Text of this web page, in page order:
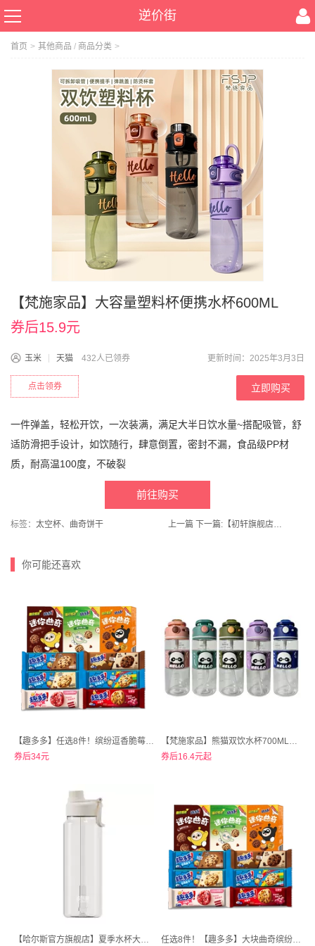
逆价街
首页 > 其他商品 / 商品分类 >
【梵施家品】大容量塑料杯便携水杯600ML
券后15.9元
玉米 天猫 432人已领券 更新时间：2025年3月3日
点击领券 立即购买
一件弹盖，轻松开饮，一次装满，满足大半日饮水量~搭配吸管，舒
适防滑把手设计，如饮随行，肆意倒置，密封不漏，食品级PP材
质，耐高温100度，不破裂
前往购买
标签： 太空杯、 曲奇饼干 上一篇 下一篇: 【初轩旗舰店】初轩情侣EVA拖鞋2双
你可能还喜欢
【趣多多】任选8件！缤纷逗香脆莓果味红提味饼干迷你合集
券后34元
【梵施家品】熊猫双饮水杯700ML便携提手杯
券后16.4元起
【哈尔斯官方旗舰店】夏季水杯大容量triran材质太空杯950mL 任选8件！【趣多多】大块曲奇缤纷逗香脆莓果味红提味饼干迷你合集